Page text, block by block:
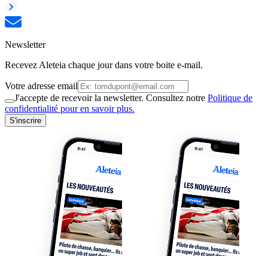
Newsletter
Recevez Aleteia chaque jour dans votre boite e-mail.
Votre adresse email
J'accepte de recevoir la newsletter. Consultez notre Politique de
confidentialité pour en savoir plus.
S'inscrire